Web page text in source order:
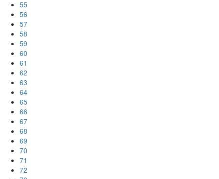
55
56
57
58
59
60
61
62
63
64
65
66
67
68
69
70
71
72